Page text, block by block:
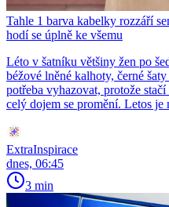
Tahle 1 barva kabelky rozzáří
hodí se úplně ke všemu
Léto v šatníku většiny žen po
béžové lněné kalhoty, černé
potřeba vyhazovat, protože
celý dojem se promění. Letos je
ExtraInspirace
dnes, 06:45
3 min